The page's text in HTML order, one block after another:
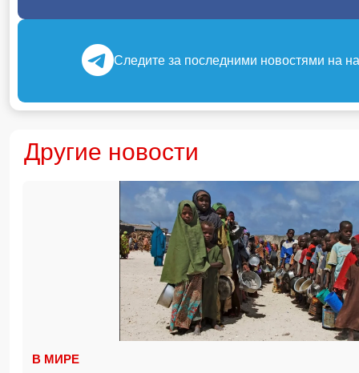
Следите за последними новостями на
Другие новости
В МИРЕ